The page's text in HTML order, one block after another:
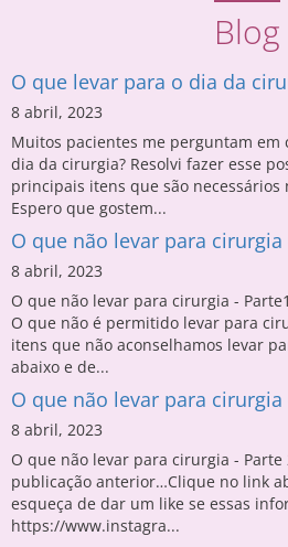
Blog
O que levar para o dia da
8 abril, 2023
Muitos pacientes me perguntam em
dia da cirurgia? Resolvi fazer esse
principais itens que são
Espero que gostem...
O que não levar para cirurgia
8 abril, 2023
O que não levar para cirurgia -
O que não é permitido levar para
itens que não aconselhamos levar
abaixo e de...
O que não levar para cirurgia
8 abril, 2023
O que não levar para cirurgia -
publicação anterior…Clique no link
esqueça de dar um like se essas
https://www.instagra...